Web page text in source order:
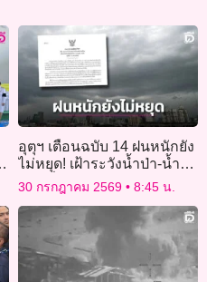
อุตุฯ เตือนฉบับ 14 ฝนหนักยัง
ไม่หยุด! เฝ้าระวังน้ำป่า-น้ำ
ท่วมทั่วไทย
30 กรกฎาคม 2569 8:45 น.